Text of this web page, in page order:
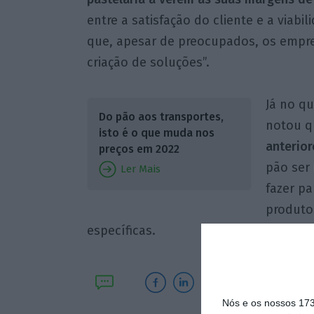
Nós e os nossos
entre a satisfação do cliente e a
que, apesar de preocupados, os
criação de soluções”.
Do pão aos transportes,
isto é o que muda nos
preços em 2022
Ler Mais
Já no
notou
pão ser
fazer
específicas.